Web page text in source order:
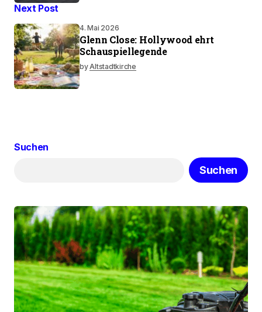
Next Post
4. Mai 2026
Glenn Close: Hollywood ehrt
Schauspiellegende
byAltstadtkirche
Suchen
Suchen